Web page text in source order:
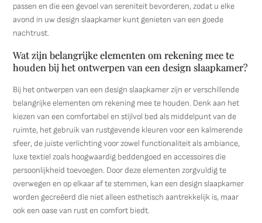
passen en die een gevoel van sereniteit bevorderen, zodat u elke
avond in uw design slaapkamer kunt genieten van een goede
nachtrust.
Wat zijn belangrijke elementen om rekening mee te
houden bij het ontwerpen van een design slaapkamer?
Bij het ontwerpen van een design slaapkamer zijn er verschillende
belangrijke elementen om rekening mee te houden. Denk aan het
kiezen van een comfortabel en stijlvol bed als middelpunt van de
ruimte, het gebruik van rustgevende kleuren voor een kalmerende
sfeer, de juiste verlichting voor zowel functionaliteit als ambiance,
luxe textiel zoals hoogwaardig beddengoed en accessoires die
persoonlijkheid toevoegen. Door deze elementen zorgvuldig te
overwegen en op elkaar af te stemmen, kan een design slaapkamer
worden gecreëerd die niet alleen esthetisch aantrekkelijk is, maar
ook een oase van rust en comfort biedt.